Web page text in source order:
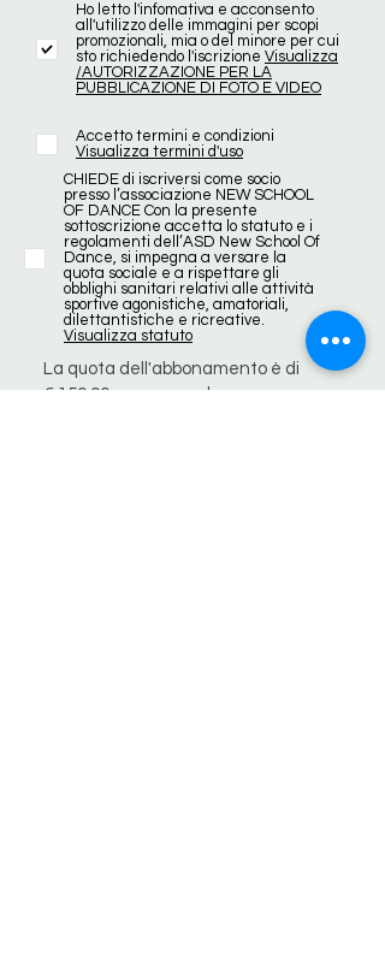
Ho letto l'infomativa e acconsento
all'utilizzo delle immagini per scopi
promozionali, mia o del minore per cui
sto richiedendo l'iscrizione Visualizza
/AUTORIZZAZIONE PER LA
PUBBLICAZIONE DI FOTO E VIDEO
Accetto termini e condizioni
Visualizza termini d'uso
CHIEDE di iscriversi come socio
presso l’associazione NEW SCHOOL
OF DANCE Con la presente
sottoscrizione accetta lo statuto e i
regolamenti dell’ASD New School Of
Dance, si impegna a versare la
quota sociale e a rispettare gli
obblighi sanitari relativi alle attività
sportive agonistiche, amatoriali,
dilettantistiche e ricreative.
Visualizza statuto
La quota dell'abbonamento è di
€ 150,00 e comprende un